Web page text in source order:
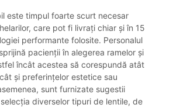
este timpul foarte scurt necesar
care pot fi livrați chiar și în 15
performante folosite. Personalul
pacienții în alegerea ramelor și
încât acestea să corespundă atât
și preferințelor estetice sau
sunt furnizate sugestii
diverselor tipuri de lentile, de